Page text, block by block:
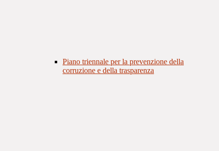
Piano triennale per la prevenzione della
corruzione e della trasparenza